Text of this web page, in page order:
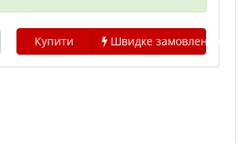
Купити Швидке замовлення